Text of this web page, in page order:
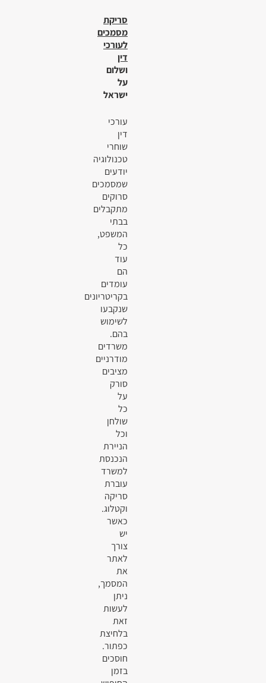
סריקת
מסמכים
לעורכי
דין
ושלום
על
ישראל
עורכי
דין
שוחרי
טכנולוגיה
יודעים
שמסמכים
סרוקים
מתקבלים
בבתי
המשפט,
כל
עוד
הם
עומדים
בקריטריונים
שנקבעו
לשימוש
בהם.
משרדים
מודרניים
מציבים
סורק
על
כל
שולחן
וכל
הניירת
הנכנסת
למשרד
עוברת
סריקה
וקטלוג.
כאשר
יש
צורך
לאתר
את
המסמך,
ניתן
לעשות
זאת
בלחיצת
כפתור.
חוסכים
בזמן